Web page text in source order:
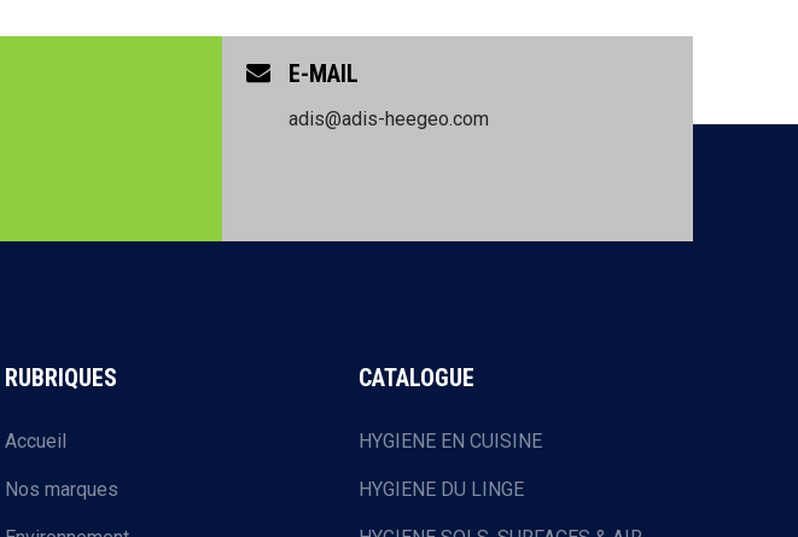
E-MAIL
adis@adis-heegeo.com
RUBRIQUES
Accueil
Nos marques
CATALOGUE
HYGIENE EN CUISINE
HYGIENE DU LINGE